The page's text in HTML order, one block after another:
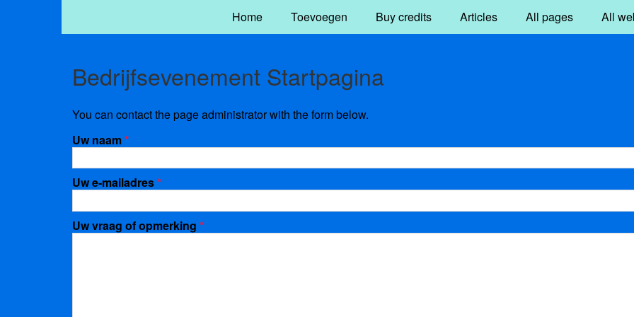
Home Toevoegen Buy credits Articles All pages All
Bedrijfsevenement Startpagina
You can contact the page administrator with the form below.
Uw naam*
Uw e-mailadres*
Uw vraag of opmerking *